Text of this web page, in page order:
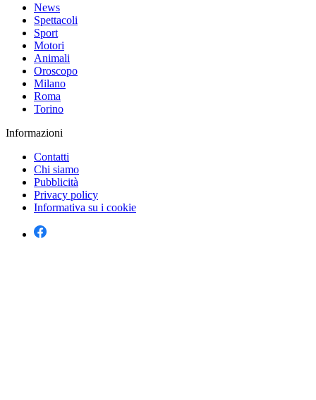
News
Spettacoli
Sport
Motori
Animali
Oroscopo
Milano
Roma
Torino
Informazioni
Contatti
Chi siamo
Pubblicità
Privacy policy
Informativa su i cookie